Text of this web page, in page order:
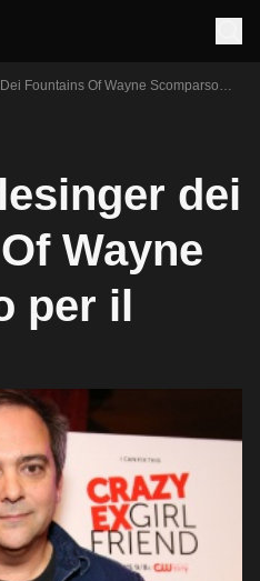
Fountains Of Wayne Scomparso
dei
Wayne
per il